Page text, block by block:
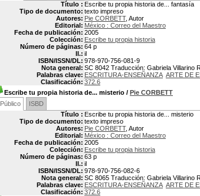
Título : Escribe tu propia historia de... fantasía
Tipo de documento: texto impreso
Autores: Pie CORBETT, Autor
Editorial: México : Correo del Maestro
Fecha de publicación: 2005
Colección: Escribe tu propia historia
Número de páginas: 64 p
Il.: il
ISBN/ISSN/DL: 978-970-756-081-9
Nota general: SC 8042 Traducción: Gabriela Villarino
Palabras clave: ESCRITURA-ENSEÑANZA ARTE DE
Clasificación: 372.6
Escribe tu propia historia de... misterio / Pie CORBETT
Público
ISBD
Título : Escribe tu propia historia de... misterio
Tipo de documento: texto impreso
Autores: Pie CORBETT, Autor
Editorial: México : Correo del Maestro
Fecha de publicación: 2005
Colección: Escribe tu propia historia
Número de páginas: 63 p
Il.: il
ISBN/ISSN/DL: 978-970-756-082-6
Nota general: SC 8065 Traducción: Gabriela Villarino
Palabras clave: ESCRITURA-ENSEÑANZA ARTE DE
Clasificación: 372.6